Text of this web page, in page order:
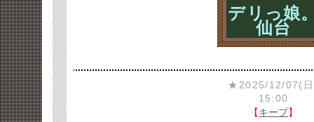
デリっ娘
仙台
★2025/12/07(
15:00
【キープ】